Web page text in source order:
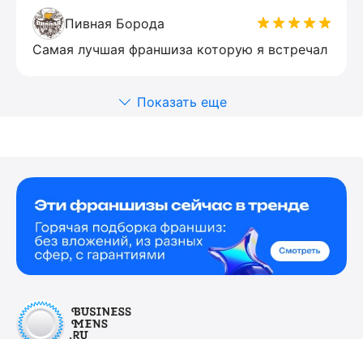
Пивная Борода
Самая лучшая франшиза которую я встречал
Показать еще